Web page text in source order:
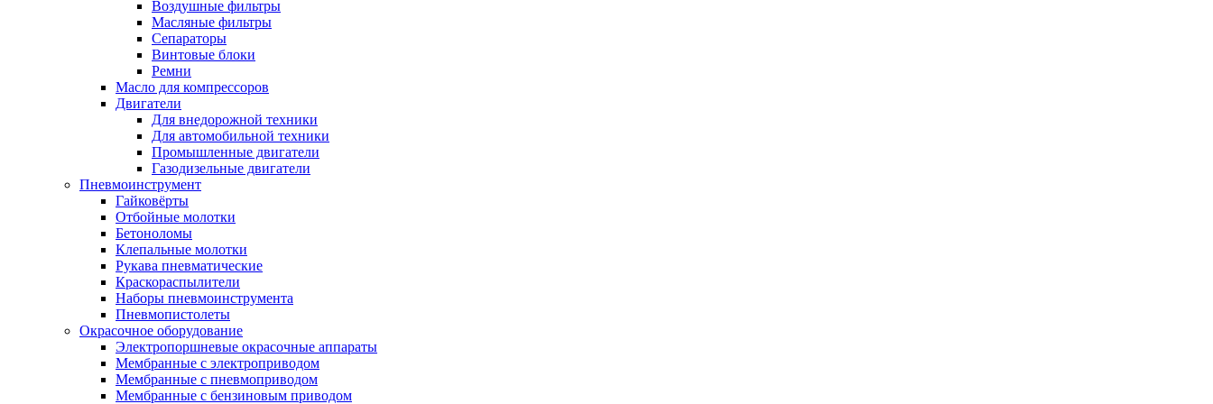
Воздушные фильтры
Масляные фильтры
Сепараторы
Винтовые блоки
Ремни
Масло для компрессоров
Двигатели
Для внедорожной техники
Для автомобильной техники
Промышленные двигатели
Газодизельные двигатели
Пневмоинструмент
Гайковёрты
Отбойные молотки
Бетоноломы
Клепальные молотки
Рукава пневматические
Краскораспылители
Наборы пневмоинструмента
Пневмопистолеты
Окрасочное оборудование
Электропоршневые окрасочные аппараты
Мембранные с электроприводом
Мембранные с пневмоприводом
Мембранные с бензиновым приводом